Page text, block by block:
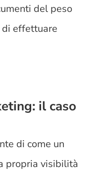
del peso
effettuare
il caso
di come un
propria visibilità